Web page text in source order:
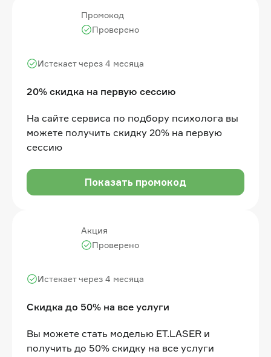
Промокод
20% скидка на первую сессию
Истекает через 4 месяца
Проверено
На сайте сервиса по подбору психолога вы
можете получить скидку 20% на первую
сессию
Показать промокод
Акция
Скидка до 50% на все услуги
Истекает через 4 месяца
Проверено
Вы можете стать моделью ET.LASER и
получить до 50% скидку на все услуги